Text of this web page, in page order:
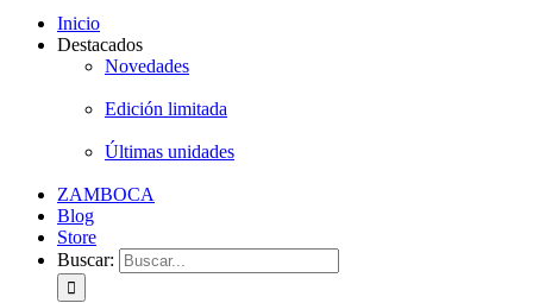
Inicio
Destacados
Novedades
Edición limitada
Últimas unidades
ZAMBOCA
Blog
Store
Buscar: